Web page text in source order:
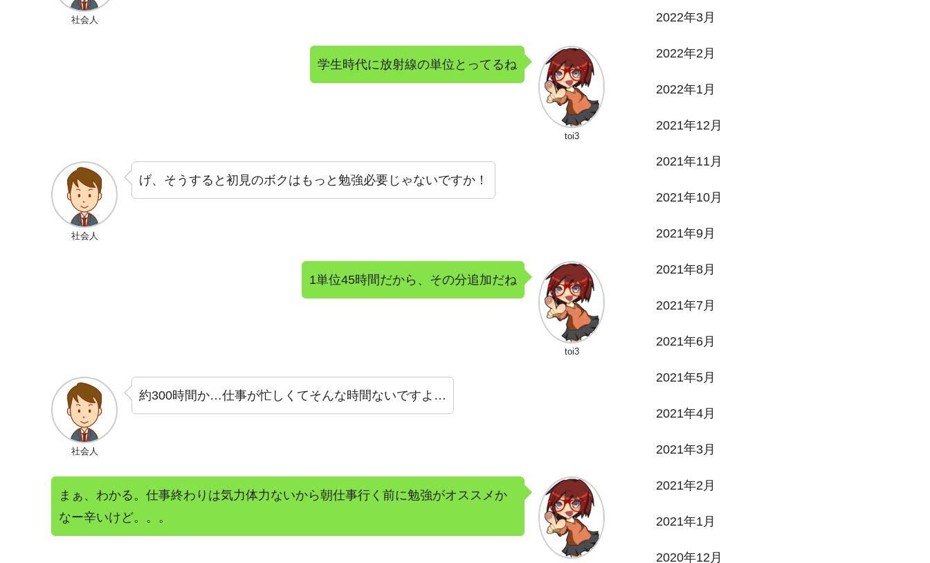
社会人
toi3
学生時代に放射線の単位とってるね
社会人
げ、そうすると初見のボクはもっと勉強必要じゃないですか！
toi3
1単位45時間だから、その分追加だね
社会人
約300時間か…仕事が忙しくてそんな時間ないですよ…
まぁ、わかる。仕事終わりは気力体力ないから朝仕事行く前に勉強がオススメか
なー辛いけど。。。
2022年3月
2022年2月
2022年1月
2021年12月
2021年11月
2021年10月
2021年9月
2021年8月
2021年7月
2021年6月
2021年5月
2021年4月
2021年3月
2021年2月
2021年1月
2020年12月